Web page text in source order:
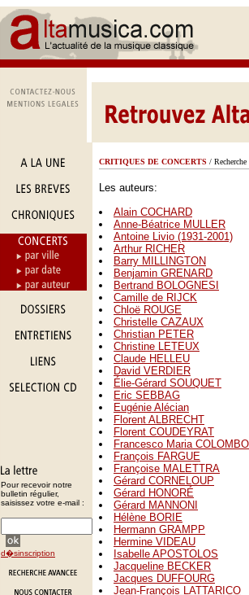
Pour recevoir notre
bulletin régulier,
saisissez votre e-mail :
d�sinscription
CRITIQUES DE CONCERTS / Recherche
Les auteurs:
Alain COCHARD
Anne-Béatrice MULLER
Antoine Livio (1931-2001)
Arthur RICHER
Barry MILLINGTON
Benjamin GRENARD
Bertrand BOLOGNESI
Camille de RIJCK
Chloë ROUGE
Christelle CAZAUX
Christian PETER
Christine LETEUX
Claude HELLEU
David VERDIER
Élie-Gérard SOUQUET
Eric SEBBAG
Eugénie Alécian
Florent ALBRECHT
Florent COUDEYRAT
Francesco Maria COLOMBO
François FARGUE
Françoise MALETTRA
Gérard CORNELOUP
Gérard HONORÉ
Gérard MANNONI
Hélène BORIE
Hermann GRAMPP
Hermine VIDEAU
Isabelle APOSTOLOS
Jacqueline BECKER
Jacques DUFFOURG
Jean-François LATTARICO